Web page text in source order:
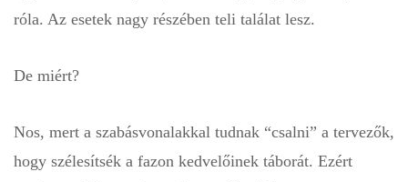
róla. Az esetek nagy részében teli találat lesz.
De miért?
Nos, mert a szabásvonalakkal tudnak “csalni” a tervezők,
hogy szélesítsék a fazon kedvelőinek táborát. Ezért